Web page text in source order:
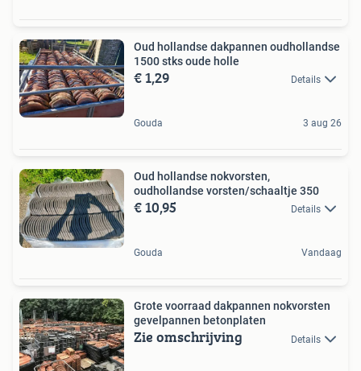
Oud hollandse dakpannen oudhollandse
1500 stks oude holle
€ 1,29 Details
Gouda 3 aug 26
Oud hollandse nokvorsten,
oudhollandse vorsten/schaaltje 350
€ 10,95 Details
Gouda Vandaag
Grote voorraad dakpannen nokvorsten
gevelpannen betonplaten
Zie omschrijving Details